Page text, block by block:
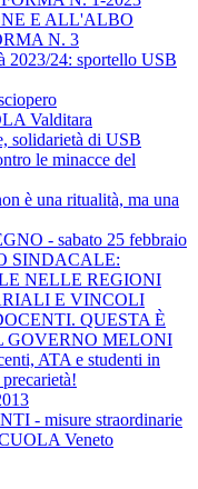
E ALL'ALBO
N. 3
2023/24: sportello USB
Valditara
solidarietà di USB
le minacce del
è una ritualità, ma una
- sabato 25 febbraio
SINDACALE:
NELLE REGIONI
E VINCOLI
QUESTA È
GOVERNO MELONI
ATA e studenti in
- misure straordinarie
Veneto